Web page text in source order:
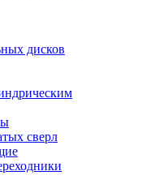
дисков
сверл